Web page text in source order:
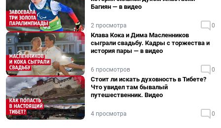
Багиян — в видео
2 просмотра 0
Клава Кока и Дима Масленников
сыграли свадьбу. Кадры с торжества и
история пары — в видео
6 просмотров 0
Стоит ли искать духовность в Тибете?
Что увидел там бывалый
путешественник. Видео
4 просмотра 0